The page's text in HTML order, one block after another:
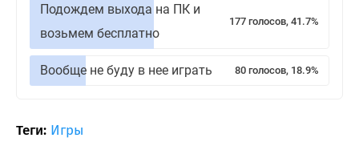
Подождем выхода на ПК и
возьмем бесплатно
177 голосов, 41.7%
Вообще не буду в нее играть 80 голосов, 18.9%
Теги: Игры